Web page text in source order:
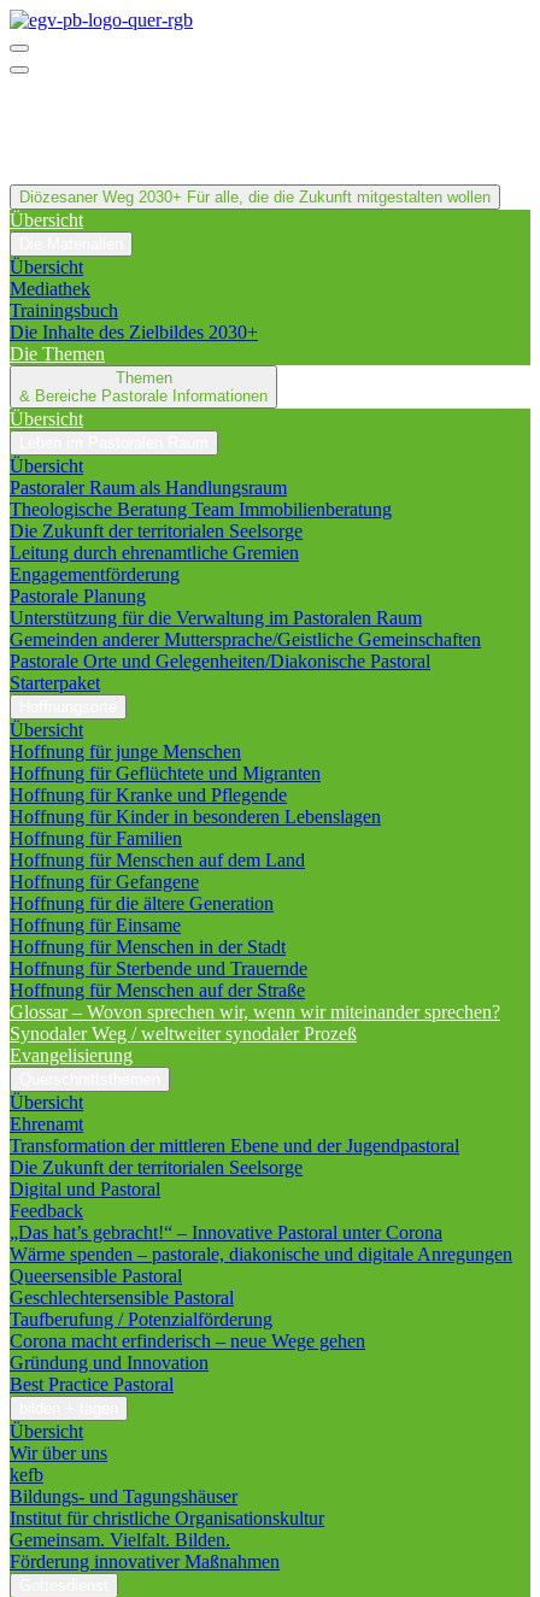
Diözesaner Weg 2030+ Für alle, die die Zukunft mitgestalten wollen
Übersicht
Übersicht
Mediathek
Trainingsbuch
Die Inhalte des Zielbildes 2030+
Die Themen
Themen
& Bereiche Pastorale Informationen
Übersicht
Übersicht
Pastoraler Raum als Handlungsraum
Theologische Beratung Team Immobilienberatung
Die Zukunft der territorialen Seelsorge
Leitung durch ehrenamtliche Gremien
Engagementförderung
Pastorale Planung
Unterstützung für die Verwaltung im Pastoralen Raum
Gemeinden anderer Muttersprache/Geistliche Gemeinschaften
Pastorale Orte und Gelegenheiten/Diakonische Pastoral
Starterpaket
Übersicht
Hoffnung für junge Menschen
Hoffnung für Geflüchtete und Migranten
Hoffnung für Kranke und Pflegende
Hoffnung für Kinder in besonderen Lebenslagen
Hoffnung für Familien
Hoffnung für Menschen auf dem Land
Hoffnung für Gefangene
Hoffnung für die ältere Generation
Hoffnung für Einsame
Hoffnung für Menschen in der Stadt
Hoffnung für Sterbende und Trauernde
Hoffnung für Menschen auf der Straße
Glossar – Wovon sprechen wir, wenn wir miteinander sprechen?
Synodaler Weg / weltweiter synodaler Prozeß
Evangelisierung
Übersicht
Ehrenamt
Transformation der mittleren Ebene und der Jugendpastoral
Die Zukunft der territorialen Seelsorge
Digital und Pastoral
Feedback
„Das hat’s gebracht!“ – Innovative Pastoral unter Corona
Wärme spenden – pastorale, diakonische und digitale Anregungen
Queersensible Pastoral
Geschlechtersensible Pastoral
Taufberufung / Potenzialförderung
Corona macht erfinderisch – neue Wege gehen
Gründung und Innovation
Best Practice Pastoral
Übersicht
Wir über uns
kefb
Bildungs- und Tagungshäuser
Institut für christliche Organisationskultur
Gemeinsam. Vielfalt. Bilden.
Förderung innovativer Maßnahmen